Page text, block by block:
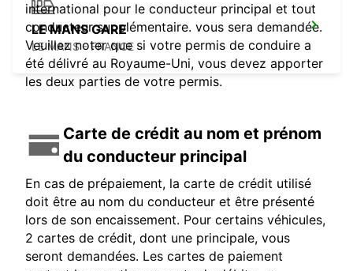
LE MANS GARE
LE MANS - FRANCE
international pour le conducteur principal et tout
conducteur supplémentaire. vous sera demandée.
Veuillez noter que si votre permis de conduire a
été délivré au Royaume-Uni, vous devez apporter
les deux parties de votre permis.
Carte de crédit au nom et prénom
du conducteur principal
En cas de prépaiement, la carte de crédit utilisé
doit être au nom du conducteur et être présenté
lors de son encaissement. Pour certains véhicules,
2 cartes de crédit, dont une principale, vous
seront demandées. Les cartes de paiement